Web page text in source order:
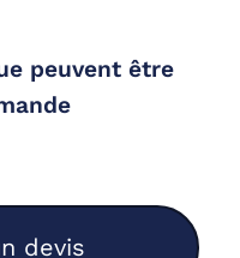
peuvent être
devis